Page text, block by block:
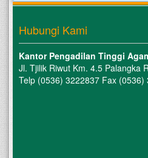
Hubungi Kami
Kantor Pengadilan Tinggi
Jl. Tjilik Riwut Km. 4.5 Palangka
Telp (0536) 3222837 Fax (0536)